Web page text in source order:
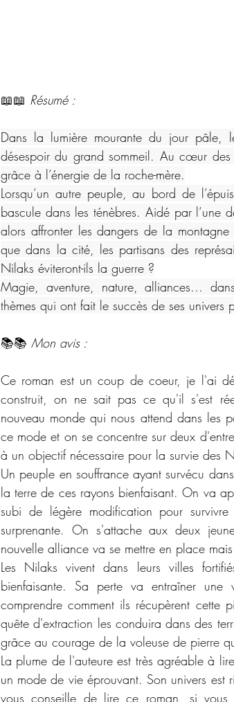
📖📖 Résumé :
Dans la lumière mourante du jour pâle,
désespoir du grand sommeil. Au cœur
grâce à l’énergie de la roche-mère.
Lorsqu’un autre peuple, au bord de
bascule dans les ténèbres. Aidé par l’une
alors affronter les dangers de la
que dans la cité, les partisans des
Nilaks éviteront-ils la guerre ?
Magie, aventure, nature, alliances...
thèmes qui ont fait le succès de ses univers
📚📚 Mon avis :
Ce roman est un coup de coeur, je l'ai
construit, on ne sait pas ce qu'il s'est
nouveau monde qui nous attend dans les
ce mode et on se concentre sur deux
à un objectif nécessaire pour la survie des
Un peuple en souffrance ayant survécu
la terre de ces rayons bienfaisant. On va
subi de légère modification pour
surprenante. On s'attache aux deux
nouvelle alliance va se mettre en place
Les Nilaks vivent dans leurs villes
bienfaisante. Sa perte va entraîner
comprendre comment ils récupèrent
quête d'extraction les conduira dans des
La plume de l'auteure est très agréable à
un mode de vie éprouvant. Son univers est
vous conseille de lire ce roman, si vous